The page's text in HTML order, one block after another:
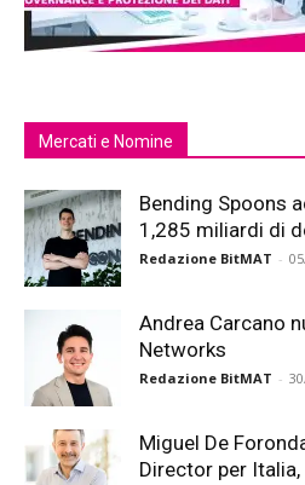
Mercati e Nomine
Bending Spoons
1,285 miliardi di
Redazione BitMAT -
Andrea Carcano
Networks
Redazione BitMAT -
Miguel De
Director per